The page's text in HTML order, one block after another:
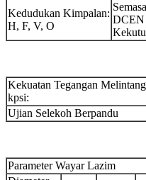
Kedudukan Kimpalan:
H, F, V, O
DCEN
Kekuatan Tegangan
kpsi:
Ujian Selekoh Berpandu
Parameter Wayar Lazim